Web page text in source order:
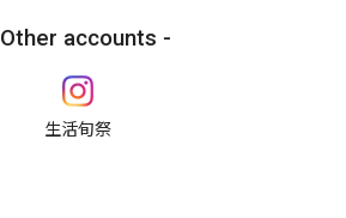
Other accounts
生活旬祭